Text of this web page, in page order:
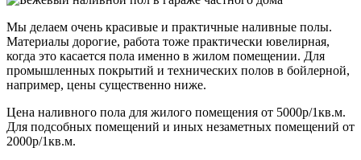
Мы делаем очень красивые и практичные наливные полы.
Материалы дорогие, работа тоже практически ювелирная,
когда это касается пола именно в жилом помещении. Для
промышленных покрытий и технических полов в бойлерной,
например, цены существенно ниже.
Цена наливного пола для жилого помещения от 5000р/1кв.м.
Для подсобных помещений и иных незаметных помещений от
2000р/1кв.м.